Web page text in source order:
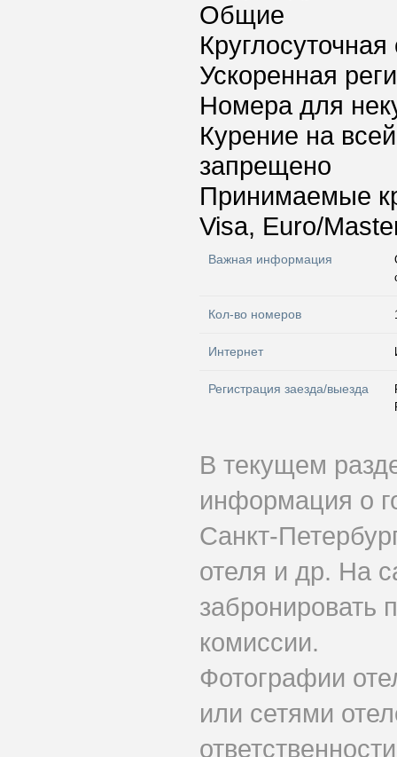
Общие
Ускоренная
Номера для
Курение на
запрещено
Принимаемые
Visa, Euro/
Важная информация
Кол-во номеров
Интернет
Регистрация заезда/выезда
В текущем
информация о
Санкт-
отеля и др. На
забронировать
комиссии.
Фотографии
или сетями